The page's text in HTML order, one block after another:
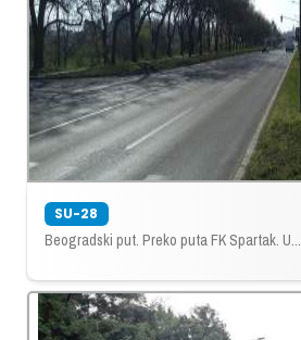
SU-28
Beogradski put. Preko puta FK Spartak. U...